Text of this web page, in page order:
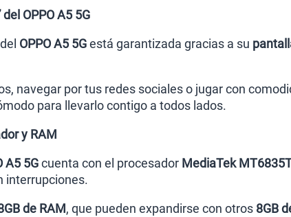
OPPO A5 5G
OPPO A5 5Gestá garantizada gracias a su
navegar por tus redes sociales o jugar con
para llevarlo contigo a todos lados.
y RAM
A5 5Gcuenta con el procesador MediaTek
interrupciones.
de RAM, que pueden expandirse con otros 8GB